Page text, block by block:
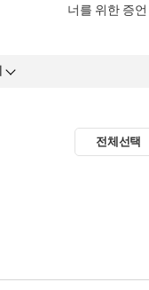
너를 위한 증언
전체선택